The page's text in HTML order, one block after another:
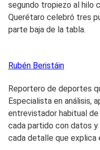
segundo tropiezo al hilo
Querétaro celebró tres
parte baja de la tabla.
Rubén Beristáin
Reportero de deportes
Especialista en análisis,
entrevistador habitual
cada partido con datos
cada detalle que explica